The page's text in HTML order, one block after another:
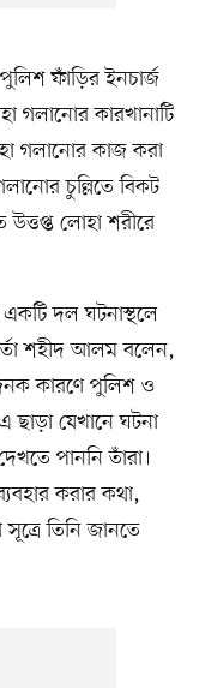
ফাঁড়ির ইনচার্জ
গলানোর কারখানাটি
গলানোর কাজ করা
চুল্লিতে বিকট
লোহা শরীরে
দল ঘটনাস্থলে
শহীদ আলম বলেন,
কারণে পুলিশ ও
ছাড়া যেখানে ঘটনা
পাননি তাঁরা।
করার কথা,
তিনি জানতে